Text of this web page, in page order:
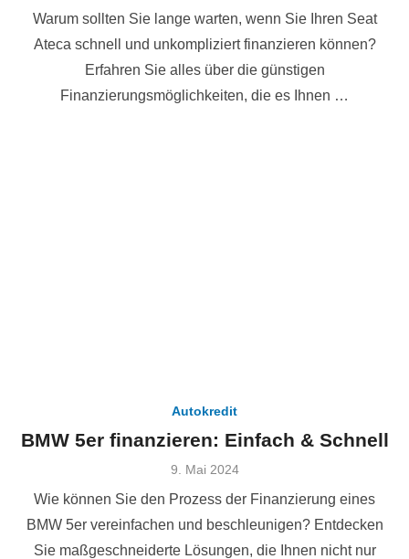
Warum sollten Sie lange warten, wenn Sie Ihren Seat
Ateca schnell und unkompliziert finanzieren können?
Erfahren Sie alles über die günstigen
Finanzierungsmöglichkeiten, die es Ihnen …
Autokredit
BMW 5er finanzieren: Einfach & Schnell
Veröffentlicht
9. Mai 2024
Wie können Sie den Prozess der Finanzierung eines
BMW 5er vereinfachen und beschleunigen? Entdecken
Sie maßgeschneiderte Lösungen, die Ihnen nicht nur